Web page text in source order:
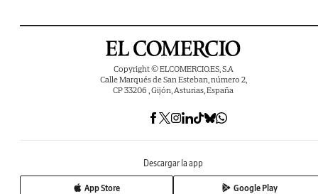
Copyright © ELCOMERCIO.ES, S.A
Calle Marqués de San Esteban, número 2,
CP 33206 , Gijón, Asturias, España
Descargar la app
App Store Google Play